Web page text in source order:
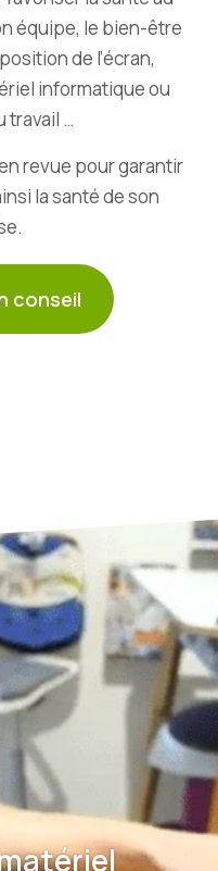
équipe, le bien-être
de l’écran,
informatique ou
travail …
revue pour garantir
la santé de son
conseil